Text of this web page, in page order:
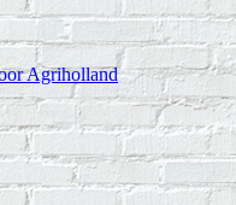
Agriholland